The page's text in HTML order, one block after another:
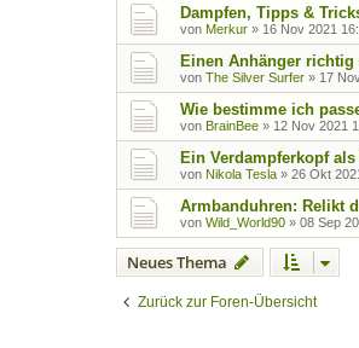
Dampfen, Tipps &
von Merkur » 16 Nov 2021
Einen Anhänger richtig
von The Silver Surfer » 17
Wie bestimme ich
von BrainBee » 12 Nov 2021
Ein Verdampferkopf
von Nikola Tesla » 26 Okt
Armbanduhren: Relikt
von Wild_World90 » 08 Sep
Neues Thema
Zurück zur Foren-Übersicht